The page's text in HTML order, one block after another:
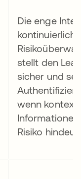
Die enge
stellt den
sicher und
wenn
Risiko